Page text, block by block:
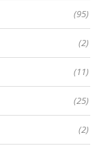
(95)
(2)
(11)
(25)
(2)